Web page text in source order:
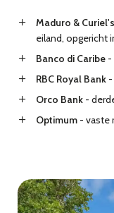
Maduro &
eiland, opgericht
Banco di Caribe -
RBC Royal Bank
Orco Bank -
Optimum - vaste